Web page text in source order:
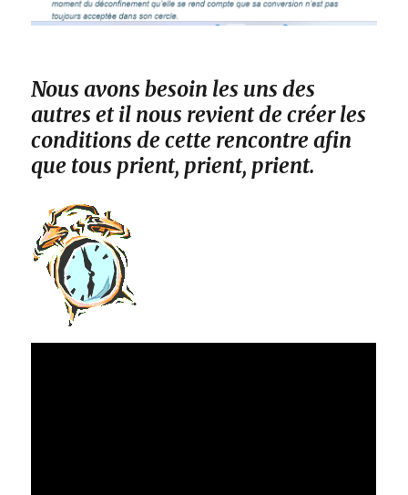
Nous avons besoin les uns des
autres et il nous revient de créer les
conditions de cette rencontre afin
que tous prient, prient, prient.